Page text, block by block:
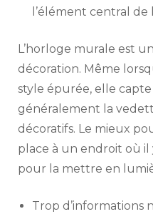
l’élément central de
L’horloge murale est
décoration. Même
style épurée, elle
généralement la
décoratifs. Le mieux
place à un endroit où il
pour la mettre en
Trop d’informations